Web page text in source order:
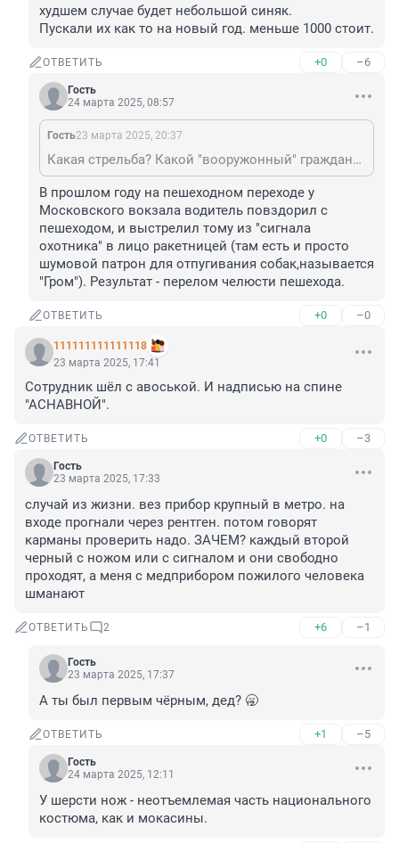
худшем случае будет небольшой синяк.
Пускали их как то на новый год. меньше 1000 стоит.
ОТВЕТИТЬ +0 –6
Гость
24 марта 2025, 08:57
Гость23 марта 2025, 20:37
Какая стрельба? Какой "вооружонный" гражданин? Вы хоть погуглите что это за устройство. Рогатка и то опаснее. Эта звездка от человека отскочет и в самом худшем случае будет небольшой синяк. Пускали их как то на новый год. меньше 1000 стоит.
В прошлом году на пешеходном переходе у
Московского вокзала водитель повздорил с
пешеходом, и выстрелил тому из "сигнала
охотника" в лицо ракетницей (там есть и просто
шумовой патрон для отпугивания собак,называется
"Гром"). Результат - перелом челюсти пешехода.
ОТВЕТИТЬ +0 –0
111111111111118
23 марта 2025, 17:41
Сотрудник шёл с авоськой. И надписью на спине
"АСНАВНОЙ".
ОТВЕТИТЬ +0 –3
Гость
23 марта 2025, 17:33
случай из жизни. вез прибор крупный в метро. на
входе прогнали через рентген. потом говорят
карманы проверить надо. ЗАЧЕМ? каждый второй
черный с ножом или с сигналом и они свободно
проходят, а меня с медприбором пожилого человека
шманают
ОТВЕТИТЬ 2 +6 –1
Гость
23 марта 2025, 17:37
А ты был первым чёрным, дед? 🥱
ОТВЕТИТЬ +1 –5
Гость
24 марта 2025, 12:11
У шерсти нож - неотъемлемая часть национального
костюма, как и мокасины.